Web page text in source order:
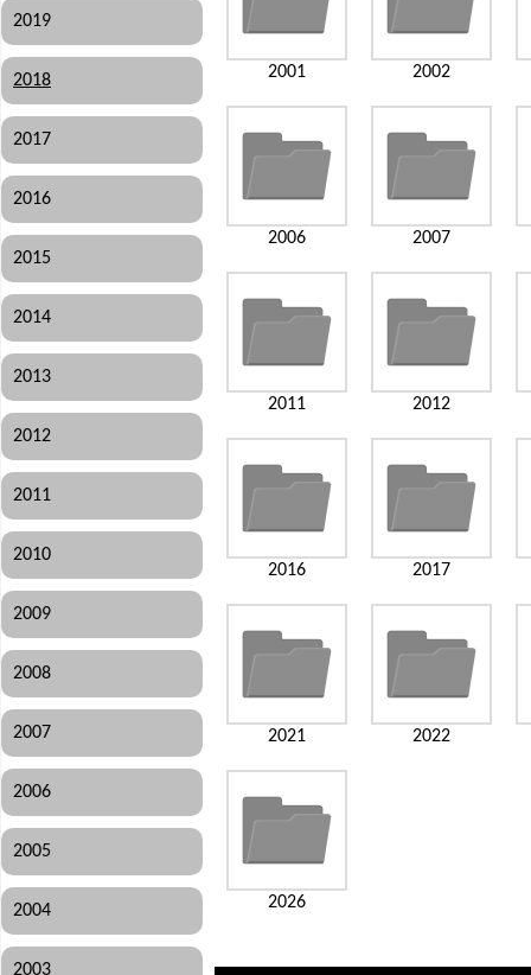
2019
2018
2017
2016
2015
2014
2013
2012
2011
2010
2009
2008
2007
2006
2005
2004
2003
2001 2002
2006 2007
2011 2012
2016 2017
2021 2022
2026